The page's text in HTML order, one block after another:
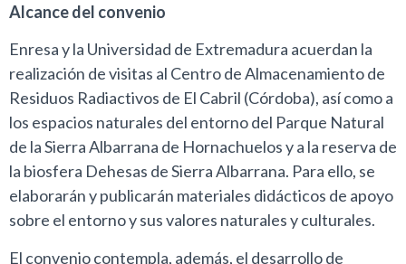
Alcance del convenio
Enresa y la Universidad de Extremadura acuerdan la
realización de visitas al Centro de Almacenamiento de
Residuos Radiactivos de El Cabril (Córdoba), así como a
los espacios naturales del entorno del Parque Natural
de la Sierra Albarrana de Hornachuelos y a la reserva de
la biosfera Dehesas de Sierra Albarrana. Para ello, se
elaborarán y publicarán materiales didácticos de apoyo
sobre el entorno y sus valores naturales y culturales.
El convenio contempla, además, el desarrollo de